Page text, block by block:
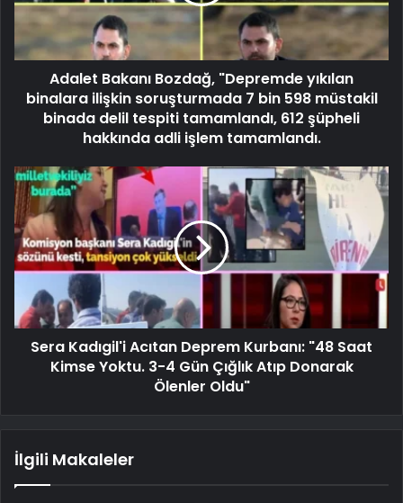
Adalet Bakanı Bozdağ, "Depremde yıkılan
binalara ilişkin soruşturmada 7 bin 598 müstakil
binada delil tespiti tamamlandı, 612 şüpheli
hakkında adli işlem tamamlandı.
Sera Kadıgil'i Acıtan Deprem Kurbanı: "48 Saat
Kimse Yoktu. 3-4 Gün Çığlık Atıp Donarak
Ölenler Oldu"
İlgili Makaleler